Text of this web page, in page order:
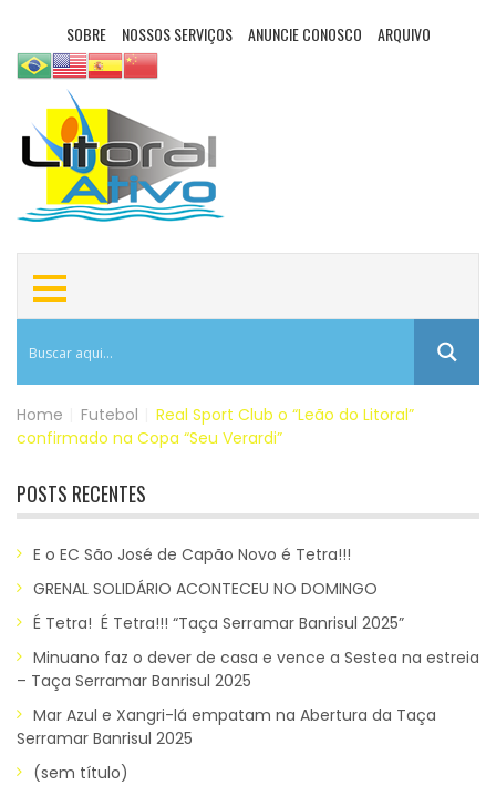
SOBRE NOSSOS SERVIÇOS ANUNCIE CONOSCO ARQUIVO
Home Futebol
Real Sport Club o “Leão do Litoral”
confirmado na Copa “Seu Verardi”
POSTS RECENTES
E o EC São José de Capão Novo é Tetra!!!
GRENAL SOLIDÁRIO ACONTECEU NO DOMINGO
É Tetra! É Tetra!!! “Taça Serramar Banrisul 2025”
Minuano faz o dever de casa e vence a Sestea na estreia
– Taça Serramar Banrisul 2025
Mar Azul e Xangri-lá empatam na Abertura da Taça
Serramar Banrisul 2025
(sem título)